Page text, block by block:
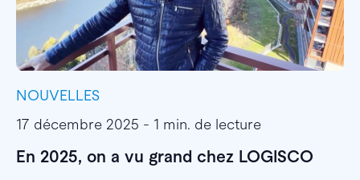
NOUVELLES
17 décembre 2025 - 1 min. de lecture
En 2025, on a vu grand chez LOGISCO